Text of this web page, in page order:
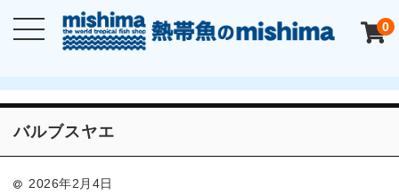
0
バルブスヤエ
2026年2月4日